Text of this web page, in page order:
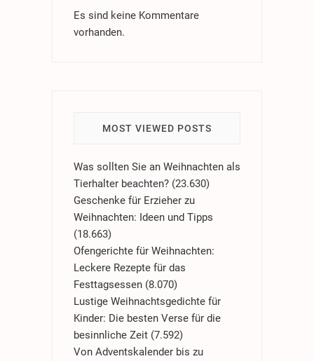
Es sind keine Kommentare
vorhanden.
MOST VIEWED POSTS
Was sollten Sie an Weihnachten als
Tierhalter beachten? (23.630)
Geschenke für Erzieher zu
Weihnachten: Ideen und Tipps
(18.663)
Ofengerichte für Weihnachten:
Leckere Rezepte für das
Festtagsessen (8.070)
Lustige Weihnachtsgedichte für
Kinder: Die besten Verse für die
besinnliche Zeit (7.592)
Von Adventskalender bis zu